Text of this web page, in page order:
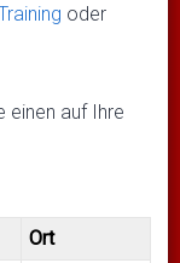
oder
einen auf Ihre
Ort